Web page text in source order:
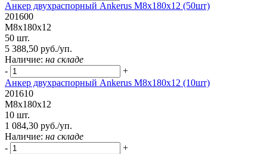
Анкер двухраспорный Ankerus М8х180х12 (50шт)
201600
М8х180х12
50 шт.
5 388,50 руб./уп.
Наличие: на складе
-
+
Анкер двухраспорный Ankerus М8х180х12 (10шт)
201610
М8х180х12
10 шт.
1 084,30 руб./уп.
Наличие: на складе
-
+